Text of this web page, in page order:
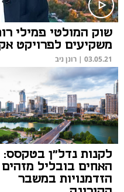
שוק המולטי פמילי
משקיעים לפרויקט
03.05.21
| רונן ניב
לקנות נדל"ן בטקסס:
האחים בובליל מזהים
הזדמנויות במשבר